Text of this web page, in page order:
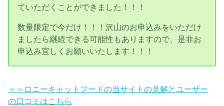
ていただくことができました！！！
数量限定で今だけ！！！沢山のお申込みをいただけ
ましたら継続できる可能性もありますので、是非お
申込み宜しくお願いいたします！！！
＞＞ロニーキャットフードの当サイトの見解とユーザー
の口コミはこちら